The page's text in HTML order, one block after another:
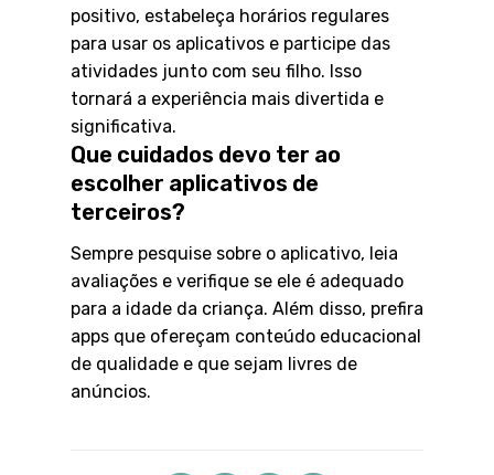
positivo, estabeleça horários regulares
para usar os aplicativos e participe das
atividades junto com seu filho. Isso
tornará a experiência mais divertida e
significativa.
Que cuidados devo ter ao
escolher aplicativos de
terceiros?
Sempre pesquise sobre o aplicativo, leia
avaliações e verifique se ele é adequado
para a idade da criança. Além disso, prefira
apps que ofereçam conteúdo educacional
de qualidade e que sejam livres de
anúncios.